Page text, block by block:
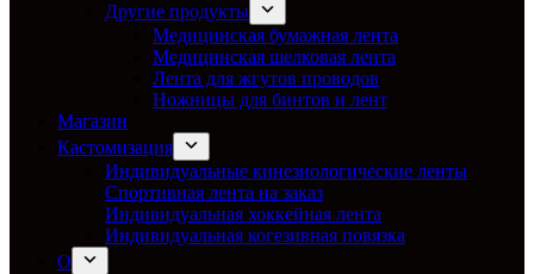
Другие продукты
Медицинская бумажная лента
Медицинская шелковая лента
Лента для жгутов проводов
Ножницы для бинтов и лент
Магазин
Кастомизация
Индивидуальные кинезиологические ленты
Спортивная лента на заказ
Индивидуальная хоккейная лента
Индивидуальная когезивная повязка
О